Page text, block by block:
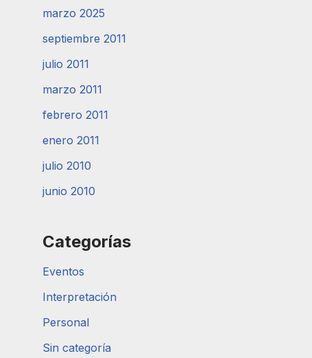
marzo 2025
septiembre 2011
julio 2011
marzo 2011
febrero 2011
enero 2011
julio 2010
junio 2010
Categorías
Eventos
Interpretación
Personal
Sin categoría